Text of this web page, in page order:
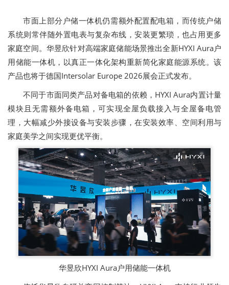
市面上部分户储一体机仍需额外配置配电箱，而传统户储
系统则常伴随外置电表与复杂布线，安装更繁琐，也占用更多
家庭空间。华昱欣针对高端家庭储能场景推出全新HYXI Aura户
用储能一体机，以真正一体化架构重新简化家庭能源系统。该
产品也将于德国Intersolar Europe 2026展会正式发布。
不同于市面同类产品对备电箱的依赖，HYXI Aura内置计量
模块且无需额外备电箱，可实现全屋负载接入与全屋备电管
理，大幅减少外接设备与安装步骤，在安装效率、空间利用与
家庭美学之间实现更优平衡。
华昱欣HYXI Aura户用储能一体机